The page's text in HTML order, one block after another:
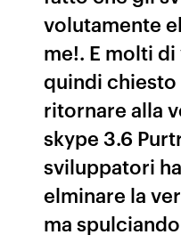
volutamente
me!. E molti
quindi
ritornare alla
skype 3.6
sviluppatori
elminare la
ma